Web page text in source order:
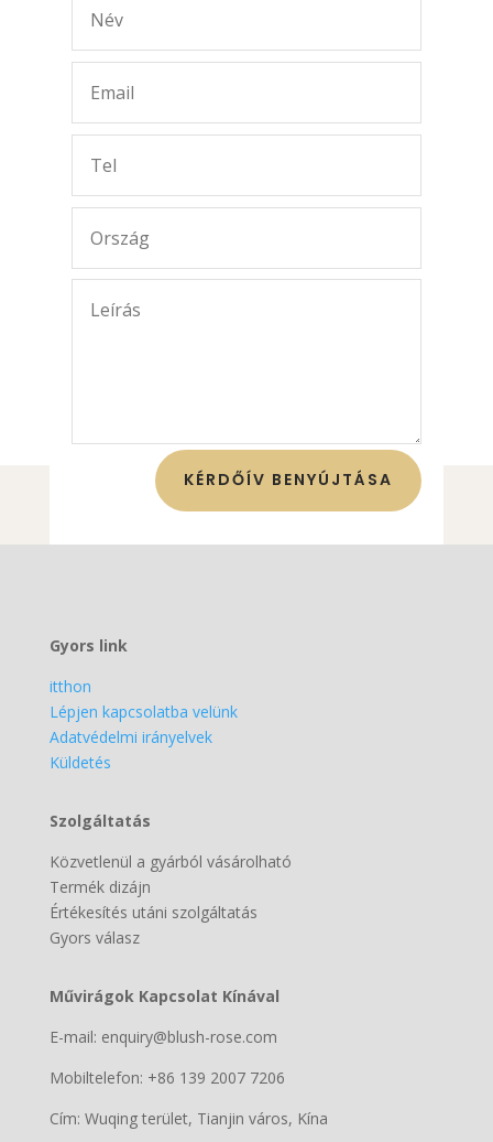
KÉRDŐÍV BENYÚJTÁSA
Gyors link
itthon
Lépjen kapcsolatba velünk
Adatvédelmi irányelvek
Küldetés
Szolgáltatás
Közvetlenül a gyárból vásárolható
Termék dizájn
Értékesítés utáni szolgáltatás
Gyors válasz
Művirágok Kapcsolat Kínával
E-mail: enquiry@blush-rose.com
Mobiltelefon: +86 139 2007 7206
Cím: Wuqing terület, Tianjin város, Kína